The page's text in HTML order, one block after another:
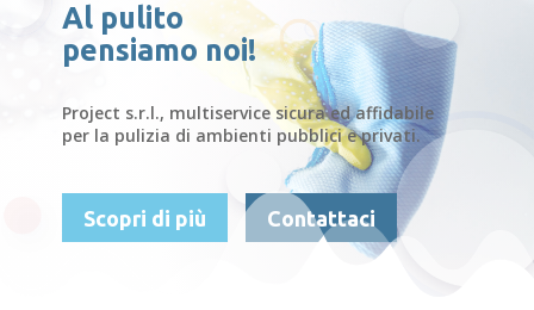
Al pulito
pensiamo noi!
Project s.r.l., multiservice sicura ed affidabile
per la pulizia di ambienti pubblici e privati.
Scopri di più Contattaci